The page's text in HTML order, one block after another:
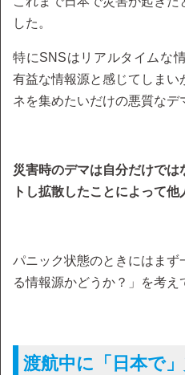
した。
特にSNSはリアルタイムな
有益な情報源と感じてしまい
ネを集めたいだけの悪質なデ
災害時のデマは自分だけで
トし拡散したことによって他
パニック状態のときにはまず
る情報源かどうか？」を考え
渡航中に「日本で